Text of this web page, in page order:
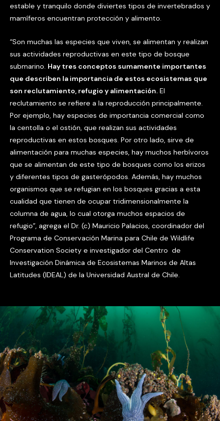
estable y tranquilo donde diviertes tipos de invertebrados y
mamíferos encuentran protección y alimento.
“Son muchas las especies que viven, se alimentan y realizan
sus actividades reproductivas en este tipo de bosque
submarino. Hay tres conceptos sumamente importantes
que describen la importancia de estos ecosistemas que
son reclutamiento, refugio y alimentación. El
reclutamiento se refiere a la reproducción principalmente.
Por ejemplo, hay especies de importancia comercial como
la centolla o el ostión, que realizan sus actividades
reproductivas en estos bosques. Por otro lado, sirve de
alimentación para muchas especies, hay muchos herbívoros
que se alimentan de este tipo de bosques como los erizos
y diferentes tipos de gasterópodos. Además, hay muchos
organismos que se refugian en los bosques gracias a esta
cualidad que tienen de ocupar tridimensionalmente la
columna de agua, lo cual otorga muchos espacios de
refugio”, agrega el Dr. (c) Mauricio Palacios, coordinador del
Programa de Conservación Marina para Chile de Wildlife
Conservation Society e investigador del Centro de
Investigación Dinámica de Ecosistemas Marinos de Altas
Latitudes (IDEAL) de la Universidad Austral de Chile.